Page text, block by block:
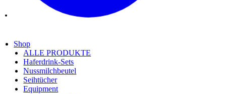
Shop
ALLE PRODUKTE
Haferdrink-Sets
Nussmilchbeutel
Seihtücher
Equipment